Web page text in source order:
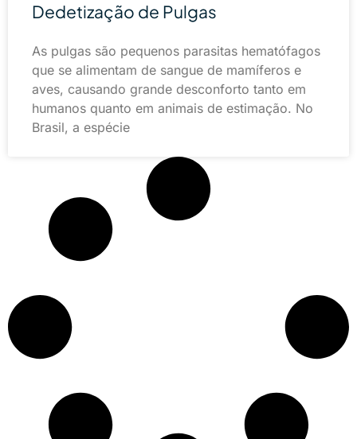
Dedetização de Pulgas
As pulgas são pequenos parasitas hematófagos
que se alimentam de sangue de mamíferos e
aves, causando grande desconforto tanto em
humanos quanto em animais de estimação. No
Brasil, a espécie